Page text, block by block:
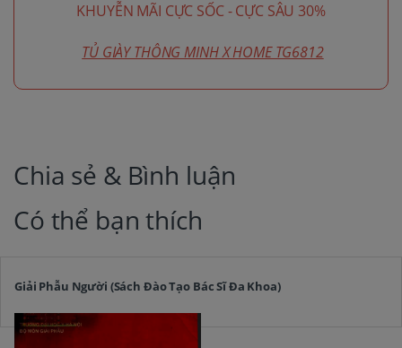
KHUYỄN MÃI CỰC SỐC - CỰC SÂU 30%
TỦ GIÀY THÔNG MINH X HOME TG6812
Chia sẻ & Bình luận
Có thể bạn thích
Giải Phẫu Người (Sách Đào Tạo Bác Sĩ Đa Khoa)